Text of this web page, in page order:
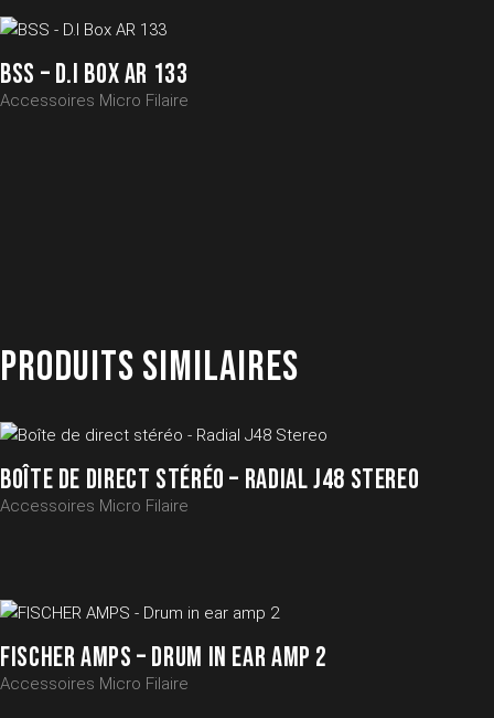
BSS – D.I BOX AR 133
Accessoires Micro Filaire
PRODUITS SIMILAIRES
BOÎTE DE DIRECT STÉRÉO – RADIAL J48 STEREO
Accessoires Micro Filaire
FISCHER AMPS – DRUM IN EAR AMP 2
Accessoires Micro Filaire